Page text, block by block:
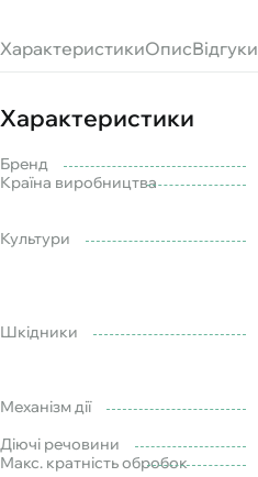
ХарактеристикиОписВідгуки
Характеристики
Бренд
Країна виробництва
Культури
Шкідники
Механізм дії
Діючі речовини
Макс. кратність обробок